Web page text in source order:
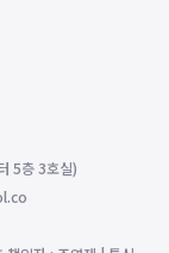
5층 3호실)